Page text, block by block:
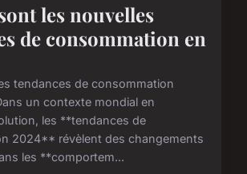
les nouvelles
de consommation en
tendances de consommation
un contexte mondial en
les **tendances de
2024** révèlent des changements
les **comportem...